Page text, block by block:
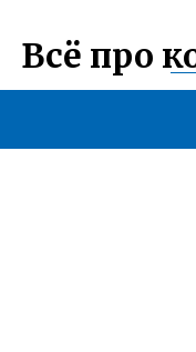
Всё про